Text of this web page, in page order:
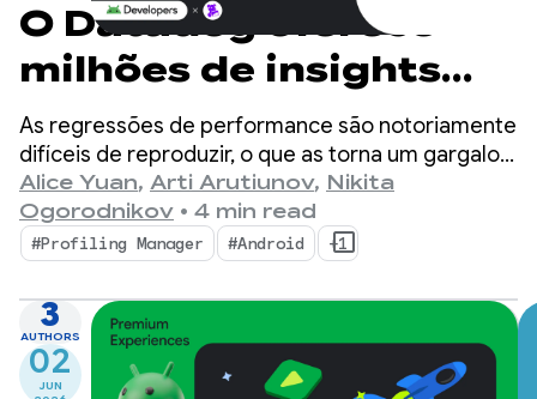
O Datadog oferece
milhões de insights
detalhados de
performance com o
ProfilingManager
As regressões de performance são notoriamente
difíceis de reproduzir, o que as torna um gargalo
enorme para desenvolvedores de dispositivos
móveis.
Alice Yuan, Arti Arutiunov, Nikita
Ogorodnikov • 4 min read
#Profiling Manager #Android +1
3
AUTHORS
02
JUN